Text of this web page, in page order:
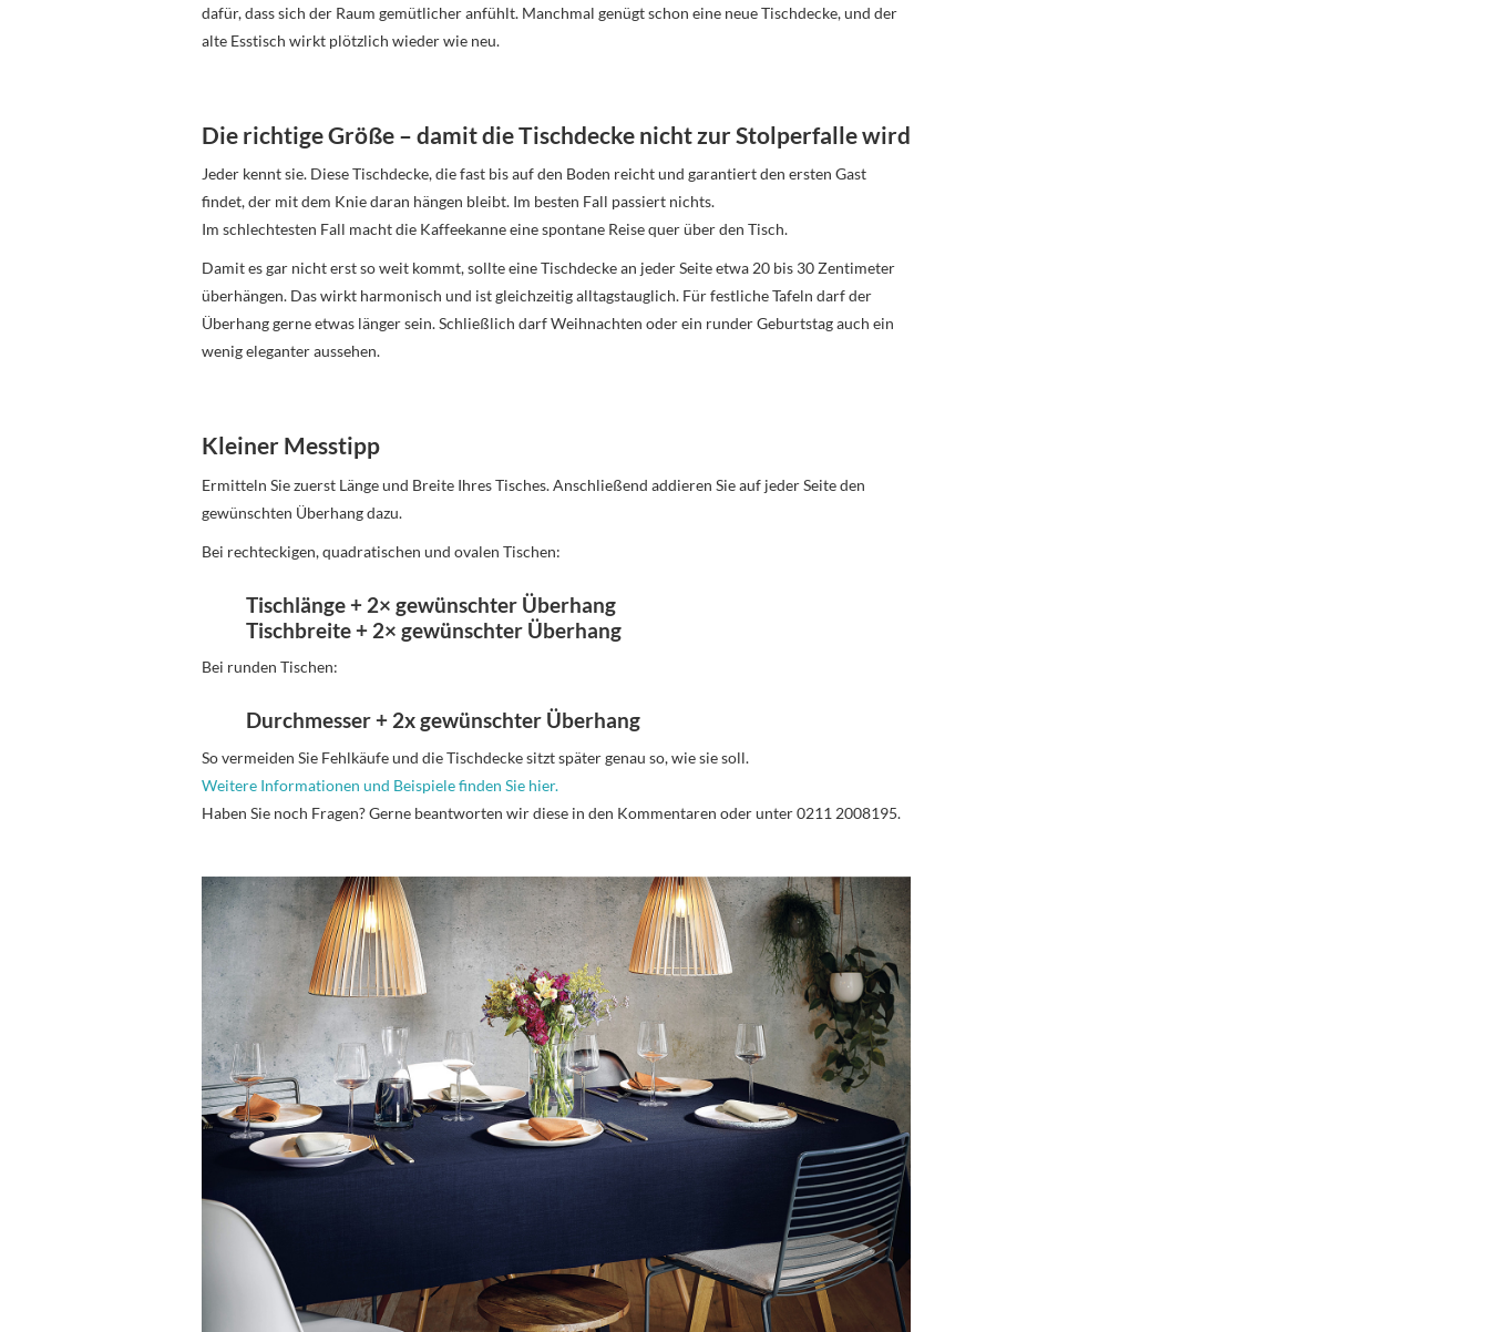
dafür, dass sich der Raum gemütlicher anfühlt. Manchmal genügt schon eine neue Tischdecke, und der
alte Esstisch wirkt plötzlich wieder wie neu.
Die richtige Größe – damit die Tischdecke nicht zur Stolperfalle wird
Jeder kennt sie. Diese Tischdecke, die fast bis auf den Boden reicht und garantiert den ersten Gast
findet, der mit dem Knie daran hängen bleibt. Im besten Fall passiert nichts.
Im schlechtesten Fall macht die Kaffeekanne eine spontane Reise quer über den Tisch.
Damit es gar nicht erst so weit kommt, sollte eine Tischdecke an jeder Seite etwa 20 bis 30 Zentimeter
überhängen. Das wirkt harmonisch und ist gleichzeitig alltagstauglich. Für festliche Tafeln darf der
Überhang gerne etwas länger sein. Schließlich darf Weihnachten oder ein runder Geburtstag auch ein
wenig eleganter aussehen.
Kleiner Messtipp
Ermitteln Sie zuerst Länge und Breite Ihres Tisches. Anschließend addieren Sie auf jeder Seite den
gewünschten Überhang dazu.
Bei rechteckigen, quadratischen und ovalen Tischen:
Tischlänge + 2× gewünschter Überhang
Tischbreite + 2× gewünschter Überhang
Bei runden Tischen:
Durchmesser + 2x gewünschter Überhang
So vermeiden Sie Fehlkäufe und die Tischdecke sitzt später genau so, wie sie soll.
Weitere Informationen und Beispiele finden Sie hier.
Haben Sie noch Fragen? Gerne beantworten wir diese in den Kommentaren oder unter 0211 2008195.